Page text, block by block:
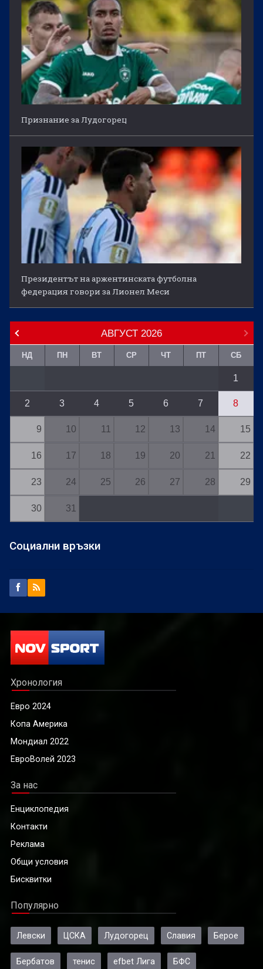
Признание за Лудогорец
Президентът на аржентинската футболна
федерация говори за Лионел Меси
АВГУСТ 2026
НД ПН ВТ СР ЧТ ПТ СБ
1
2 3 4 5 6 7 8
9 10 11 12 13 14 15
16 17 18 19 20 21 22
23 24 25 26 27 28 29
30 31
Социални връзки
Хронология
Евро 2024
Копа Америка
Мондиал 2022
ЕвроВолей 2023
За нас
Енциклопедия
Контакти
Реклама
Общи условия
Бисквитки
Популярно
Левски ЦСКА Лудогорец Славия Берое
Бербатов тенис efbet Лига БФС